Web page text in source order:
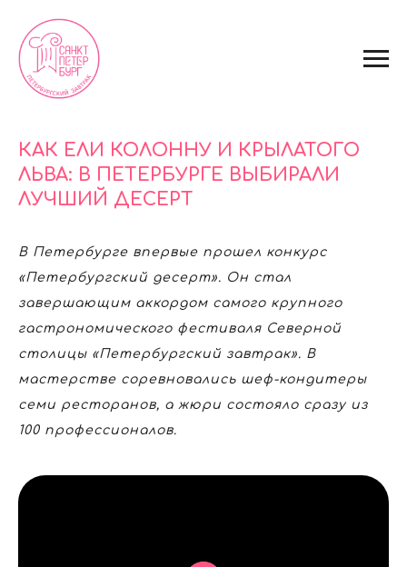
КАК ЕЛИ КОЛОННУ И КРЫЛАТОГО
ЛЬВА: В ПЕТЕРБУРГЕ ВЫБИРАЛИ
ЛУЧШИЙ ДЕСЕРТ
В Петербурге впервые прошел конкурс
«Петербургский десерт». Он стал
завершающим аккордом самого крупного
гастрономического фестиваля Северной
столицы «Петербургский завтрак». В
мастерстве соревновались шеф-кондитеры
семи ресторанов, а жюри состояло сразу из
100 профессионалов.